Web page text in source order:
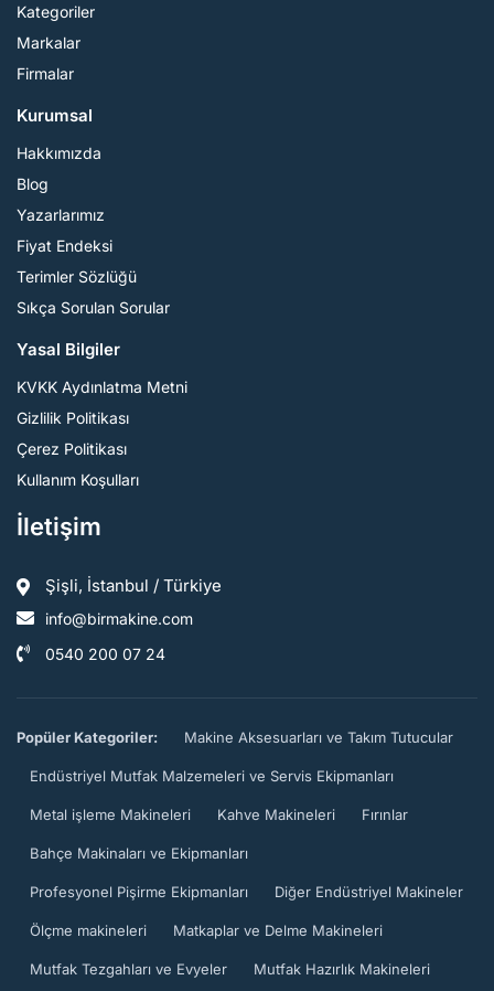
Kategoriler
Markalar
Firmalar
Kurumsal
Hakkımızda
Blog
Yazarlarımız
Fiyat Endeksi
Terimler Sözlüğü
Sıkça Sorulan Sorular
Yasal Bilgiler
KVKK Aydınlatma Metni
Gizlilik Politikası
Çerez Politikası
Kullanım Koşulları
İletişim
Şişli, İstanbul / Türkiye
info@birmakine.com
0540 200 07 24
Popüler Kategoriler: Makine Aksesuarları ve Takım Tutucular
Endüstriyel Mutfak Malzemeleri ve Servis Ekipmanları
Metal işleme Makineleri Kahve Makineleri Fırınlar
Bahçe Makinaları ve Ekipmanları
Profesyonel Pişirme Ekipmanları Diğer Endüstriyel Makineler
Ölçme makineleri Matkaplar ve Delme Makineleri
Mutfak Tezgahları ve Evyeler Mutfak Hazırlık Makineleri